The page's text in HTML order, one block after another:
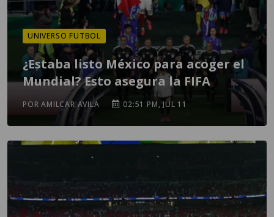
UNIVERSO FUTBOL
¿Estaba listo México para acoger el
Mundial? Esto asegura la FIFA
POR AMILCAR AVILA 02:51 PM, JUL 11